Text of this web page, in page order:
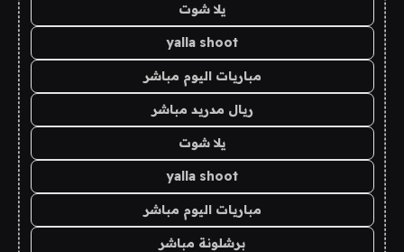
يلا شوت
yalla shoot
مباريات اليوم مباشر
ريال مدريد مباشر
يلا شوت
yalla shoot
مباريات اليوم مباشر
برشلونة مباشر